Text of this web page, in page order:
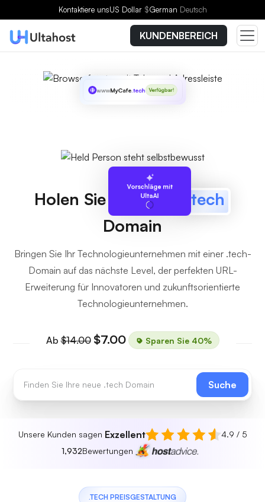
Kontaktiere unsUS Dollar $German Deutsch
KUNDENBEREICH
Vorschläge mit
UltaAI
wwwMyCafe.tech Verfügbar!
Holen Sie sich Ihre
.tech
Domain
Bringen Sie Ihr Technologieunternehmen mit einer .tech-
Domain auf das nächste Level, der perfekten URL-
Erweiterung für Innovatoren und zukunftsorientierte
Technologieunternehmen.
Ab$14.00 $7.00 Sparen Sie 40%
Suche
Unsere Kunden sagen Exzellent
4.9 / 5
1,932Bewertungen
.TECH PREISGESTALTUNG